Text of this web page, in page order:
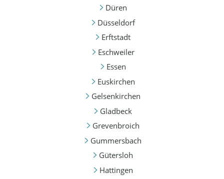
Düren
Düsseldorf
Erftstadt
Eschweiler
Essen
Euskirchen
Gelsenkirchen
Gladbeck
Grevenbroich
Gummersbach
Gütersloh
Hattingen